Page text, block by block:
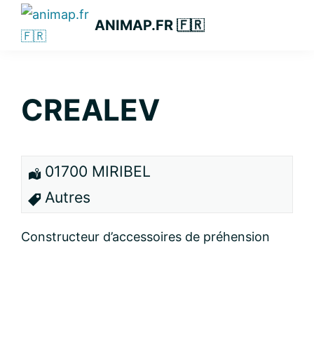
Passer
principale
Passer
Passer
latérale
principale
ANIMAP.FR 🇫🇷
CREALEV
01700 MIRIBEL
Autres
Constructeur d’accessoires de préhension